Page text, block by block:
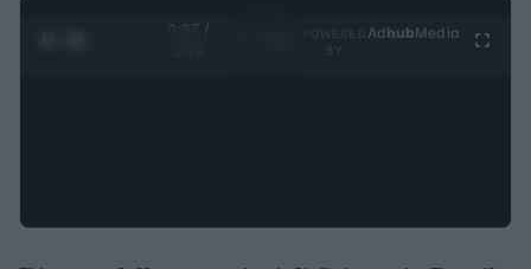
0:28 /
Ad hubMedia